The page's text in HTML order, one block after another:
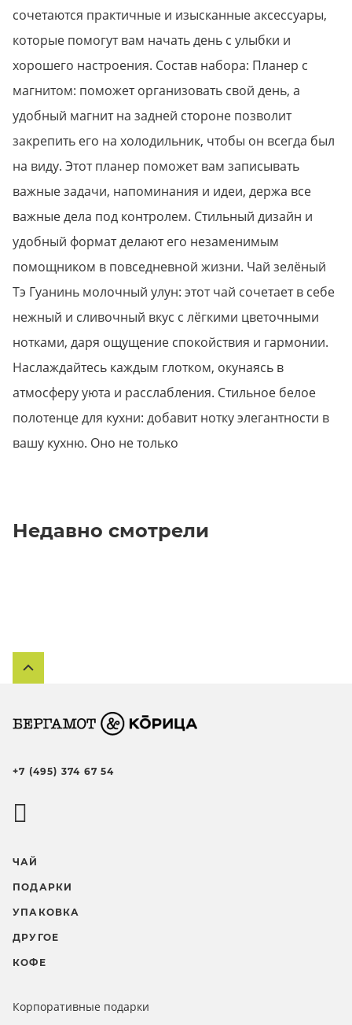
сочетаются практичные и изысканные аксессуары,
которые помогут вам начать день с улыбки и
хорошего настроения. Состав набора: Планер с
магнитом: поможет организовать свой день, а
удобный магнит на задней стороне позволит
закрепить его на холодильник, чтобы он всегда был
на виду. Этот планер поможет вам записывать
важные задачи, напоминания и идеи, держа все
важные дела под контролем. Стильный дизайн и
удобный формат делают его незаменимым
помощником в повседневной жизни. Чай зелёный
Тэ Гуанинь молочный улун: этот чай сочетает в себе
нежный и сливочный вкус с лёгкими цветочными
нотками, даря ощущение спокойствия и гармонии.
Наслаждайтесь каждым глотком, окунаясь в
атмосферу уюта и расслабления. Стильное белое
полотенце для кухни: добавит нотку элегантности в
вашу кухню. Оно не только
Недавно смотрели
+7 (495) 374 67 54
ЧАЙ
ПОДАРКИ
УПАКОВКА
ДРУГОЕ
КОФЕ
Корпоративные подарки